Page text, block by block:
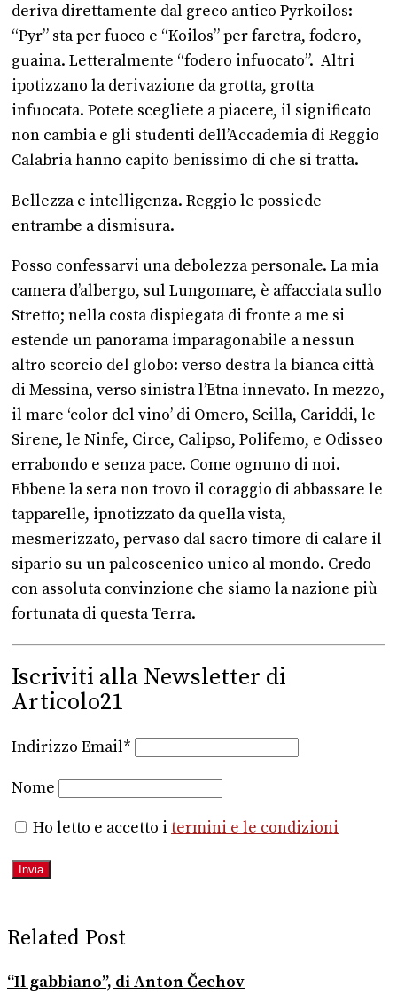
deriva direttamente dal greco antico Pyrkoilos:
“Pyr” sta per fuoco e “Koilos” per faretra, fodero,
guaina. Letteralmente “fodero infuocato”. Altri
ipotizzano la derivazione da grotta, grotta
infuocata. Potete scegliete a piacere, il significato
non cambia e gli studenti dell’Accademia di Reggio
Calabria hanno capito benissimo di che si tratta.
Bellezza e intelligenza. Reggio le possiede
entrambe a dismisura.
Posso confessarvi una debolezza personale. La mia
camera d’albergo, sul Lungomare, è affacciata sullo
Stretto; nella costa dispiegata di fronte a me si
estende un panorama imparagonabile a nessun
altro scorcio del globo: verso destra la bianca città
di Messina, verso sinistra l’Etna innevato. In mezzo,
il mare ‘color del vino’ di Omero, Scilla, Cariddi, le
Sirene, le Ninfe, Circe, Calipso, Polifemo, e Odisseo
errabondo e senza pace. Come ognuno di noi.
Ebbene la sera non trovo il coraggio di abbassare le
tapparelle, ipnotizzato da quella vista,
mesmerizzato, pervaso dal sacro timore di calare il
sipario su un palcoscenico unico al mondo. Credo
con assoluta convinzione che siamo la nazione più
fortunata di questa Terra.
Iscriviti alla Newsletter di
Articolo21
Indirizzo Email*
Nome
Ho letto e accetto i termini e le condizioni
Related Post
“Il gabbiano”, di Anton Čechov